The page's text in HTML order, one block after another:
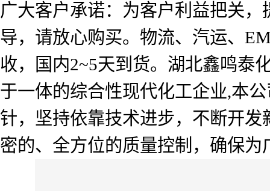
广大客户承诺：为客户利益把关
导，请放心购买。物流、汽运、
收，国内2~5天到货。湖北鑫鸣泰
于一体的综合性现代化工企业,本
针，坚持依靠技术进步，不断开
密的、全方位的质量控制，确保